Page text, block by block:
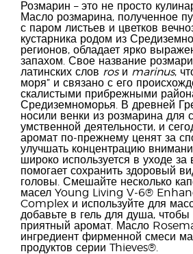
Розмарин – это не просто
Масло розмарина, полученное
с паром листьев и цветков
кустарника родом из
регионов, обладает ярко
запахом. Свое название
латинских слов rosи marinus,
моря” и связано с его
скалистыми прибрежными
Средиземноморья. В древней
носили венки из розмарина для
умственной деятельности, и
аромат по-прежнему ценят за
улучшать концентрацию
широко используется в уходе за
помогает сохранить здоровый
головы. Смешайте несколько
масел Young Living V-6®
Complex и используйте для
добавьте в гель для душа, чтобы
приятный аромат. Масло
ингредиент фирменной смеси
продуктов серии Thieves®.